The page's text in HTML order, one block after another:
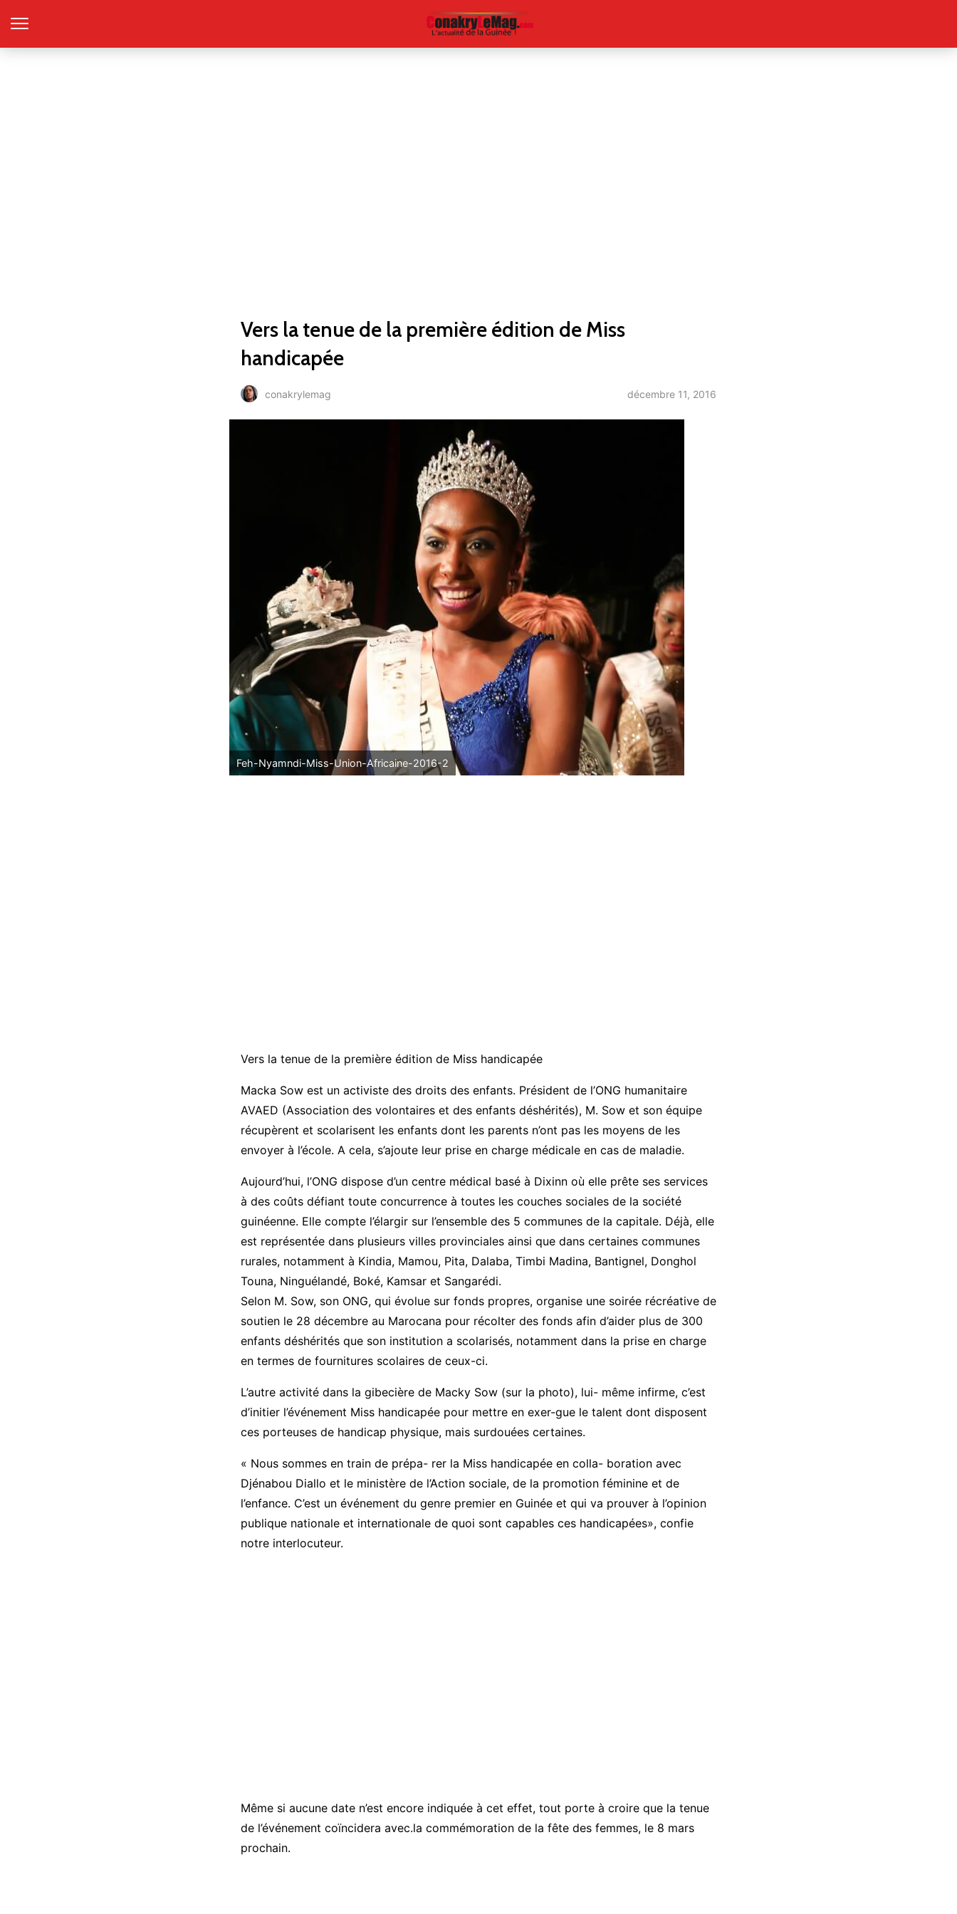
Vers la tenue de la première édition de Miss
handicapée
conakrylemag décembre 11, 2016
Feh-Nyamndi-Miss-Union-Africaine-2016-2
Vers la tenue de la première édition de Miss handicapée
Macka Sow est un activiste des droits des enfants. Président de l’ONG humanitaire
AVAED (Association des volontaires et des enfants déshérités), M. Sow et son équipe
récupèrent et scolarisent les enfants dont les parents n’ont pas les moyens de les
envoyer à l’école. A cela, s’ajoute leur prise en charge médicale en cas de maladie.
Aujourd’hui, l’ONG dispose d’un centre médical basé à Dixinn où elle prête ses services
à des coûts défiant toute concurrence à toutes les couches sociales de la société
guinéenne. Elle compte l’élargir sur l’ensemble des 5 communes de la capitale. Déjà, elle
est représentée dans plusieurs villes provinciales ainsi que dans certaines communes
rurales, notamment à Kindia, Mamou, Pita, Dalaba, Timbi Madina, Bantignel, Donghol
Touna, Ninguélandé, Boké, Kamsar et Sangarédi.
Selon M. Sow, son ONG, qui évolue sur fonds propres, organise une soirée récréative de
soutien le 28 décembre au Marocana pour récolter des fonds afin d’aider plus de 300
enfants déshérités que son institution a scolarisés, notamment dans la prise en charge
en termes de fournitures scolaires de ceux-ci.
L’autre activité dans la gibecière de Macky Sow (sur la photo), lui- même infirme, c’est
d’initier l’événement Miss handicapée pour mettre en exer-gue le talent dont disposent
ces porteuses de handicap physique, mais surdouées certaines.
« Nous sommes en train de prépa- rer la Miss handicapée en colla- boration avec
Djénabou Diallo et le ministère de l’Action sociale, de la promotion féminine et de
l’enfance. C’est un événement du genre premier en Guinée et qui va prouver à l’opinion
publique nationale et internationale de quoi sont capables ces handicapées», confie
notre interlocuteur.
Même si aucune date n’est encore indiquée à cet effet, tout porte à croire que la tenue
de l’événement coïncidera avec.la commémoration de la fête des femmes, le 8 mars
prochain.